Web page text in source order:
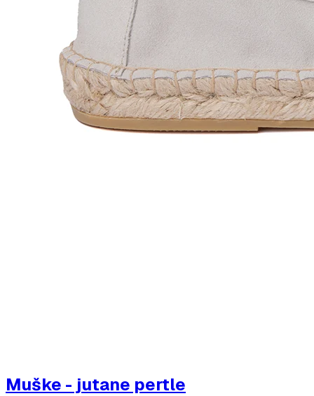
Muške - jutane pertle